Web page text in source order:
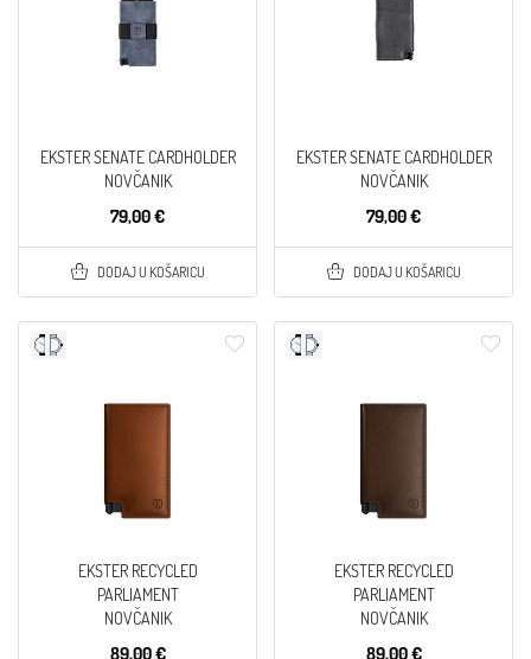
EKSTER SENATE CARDHOLDER
NOVČANIK
79,00 €
DODAJ U KOŠARICU
EKSTER SENATE CARDHOLDER
NOVČANIK
79,00 €
DODAJ U KOŠARICU
EKSTER RECYCLED
PARLIAMENT
NOVČANIK
89,00 €
EKSTER RECYCLED
PARLIAMENT
NOVČANIK
89,00 €